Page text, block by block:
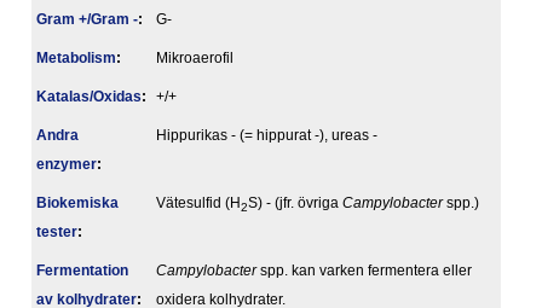
Gram +/Gram -: G-
Metabolism: Mikroaerofil
Katalas/Oxidas: +/+
Andra
enzymer:
Hippurikas - (= hippurat -), ureas -
Biokemiska
tester:
Vätesulfid (H2S) - (jfr. övriga Campylobacterspp.)
Fermentation
av kolhydrater:
Campylobacterspp. kan varken fermentera eller
oxidera kolhydrater.